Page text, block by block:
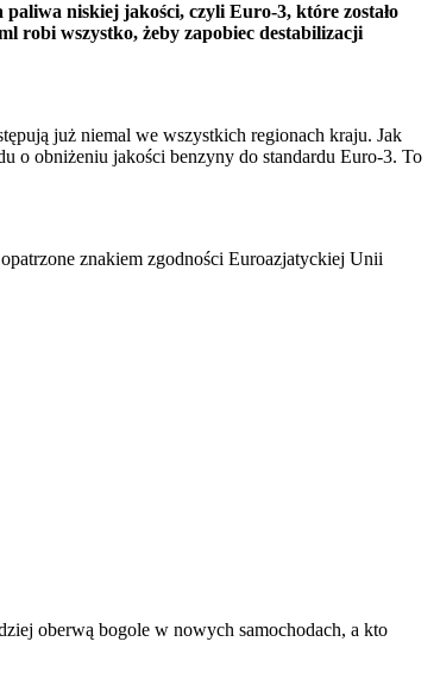
niskiej jakości, czyli Euro-3, które zostało
robi wszystko, żeby zapobiec destabilizacji
już niemal we wszystkich regionach kraju. Jak
o obniżeniu jakości benzyny do standardu Euro-3. To
znakiem zgodności Euroazjatyckiej Unii
oberwą bogole w nowych samochodach, a kto